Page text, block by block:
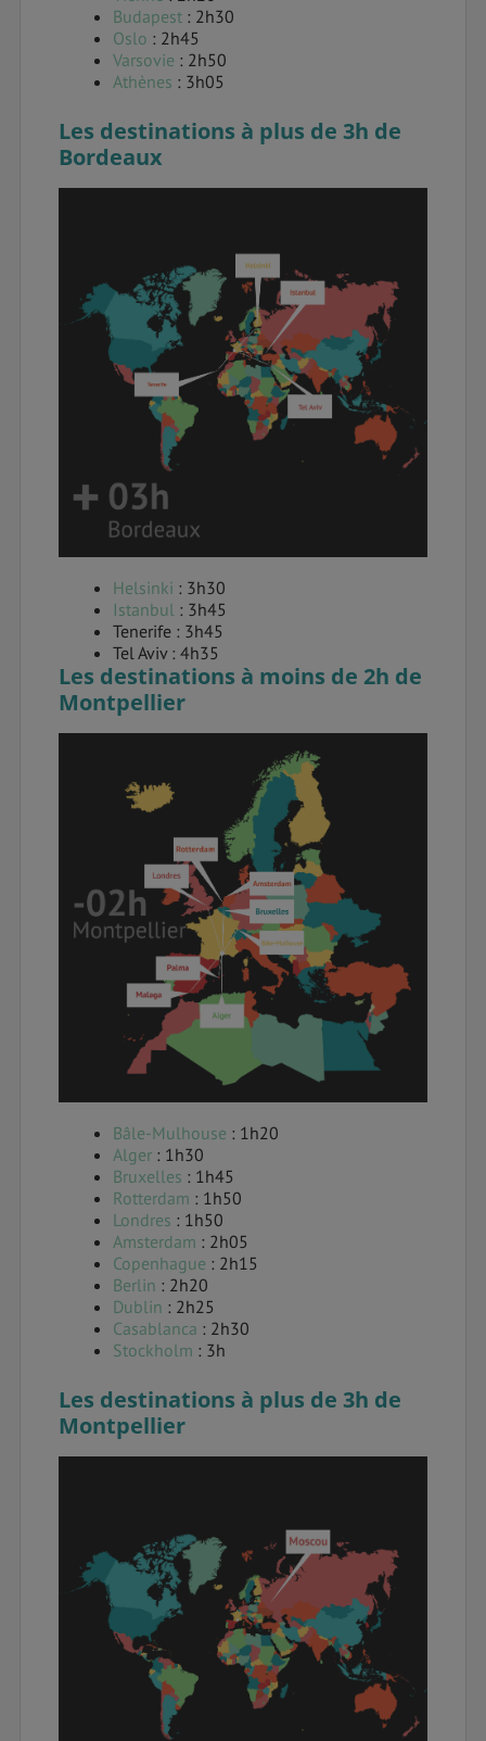
Budapest : 2h30
Oslo : 2h45
Varsovie : 2h50
Athènes : 3h05
Les destinations à plus de 3h de
Bordeaux
Helsinki : 3h30
Istanbul : 3h45
Tenerife : 3h45
Tel Aviv : 4h35
Les destinations à moins de 2h de
Montpellier
Bâle-Mulhouse : 1h20
Alger : 1h30
Bruxelles : 1h45
Rotterdam : 1h50
Londres : 1h50
Amsterdam : 2h05
Copenhague : 2h15
Berlin : 2h20
Dublin : 2h25
Casablanca : 2h30
Stockholm : 3h
Les destinations à plus de 3h de
Montpellier